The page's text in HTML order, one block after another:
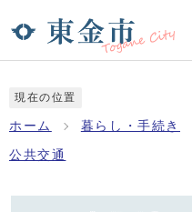
現在の位置
ホーム 暮らし・手続き
公共交通